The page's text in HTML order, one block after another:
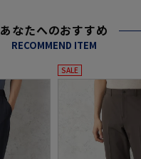
あなたへのおすすめ
RECOMMEND ITEM
SALE